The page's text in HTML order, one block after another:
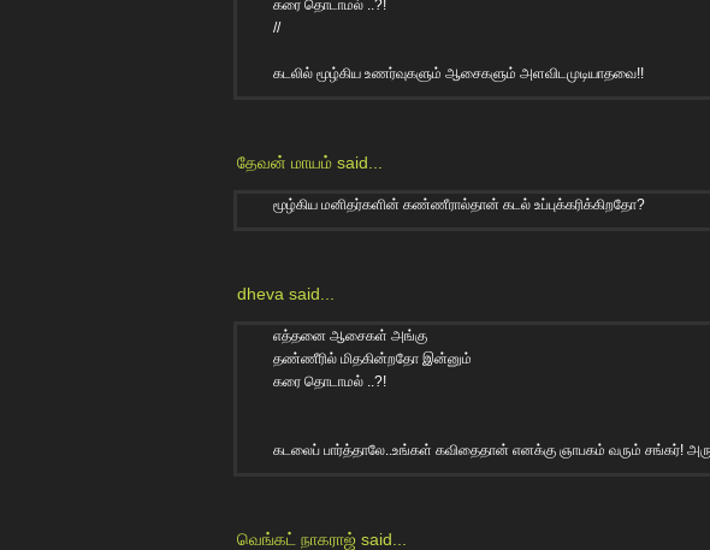
கரை தொடாமல் ..?!
//
கடலில் மூழ்கிய உணர்வுகளும் ஆசைகளும் அளவிடமுடியாதவை!!
தேவன் மாயம் said...
மூழ்கிய மனிதர்களின் கண்ணீரால்தான் கடல் உப்புக்கரிக்கிறதோ?
dheva said...
எத்தனை ஆசைகள் அங்கு
தண்ணீரில் மிதகின்றதோ இன்னும்
கரை தொடாமல் ..?!
கடலைப் பார்த்தாலே..உங்கள் கவிதைதான் எனக்கு ஞாபகம் வரும் சங்கர்!
வெங்கட் நாகராஜ் said...